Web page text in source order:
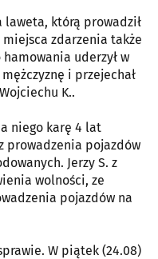
laweta, którą prowadził
zdarzenia także
uderzył w
i przejechał
K..
niego karę 4 lat
prowadzenia pojazdów
Jerzy S. z
wolności, ze
pojazdów na
W piątek (24.08)